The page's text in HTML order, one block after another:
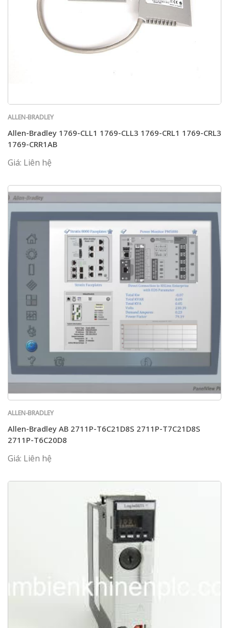
ALLEN-BRADLEY
Allen-Bradley 1769-CLL1 1769-CLL3 1769-CRL1 1769-CRL3
1769-CRR1AB
Giá: Liên hệ
ALLEN-BRADLEY
Allen-Bradley AB 2711P-T6C21D8S 2711P-T7C21D8S
2711P-T6C20D8
Giá: Liên hệ